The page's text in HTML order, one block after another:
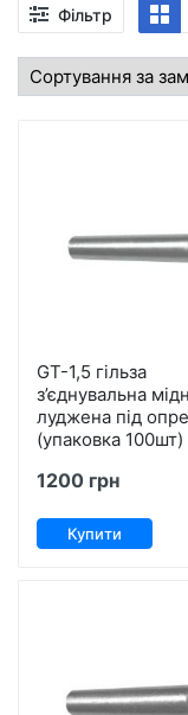
Фільтр
GT-1,5 гільза
з’єднувальна
луджена під
(упаковка 100шт)
1200 грн
Купити